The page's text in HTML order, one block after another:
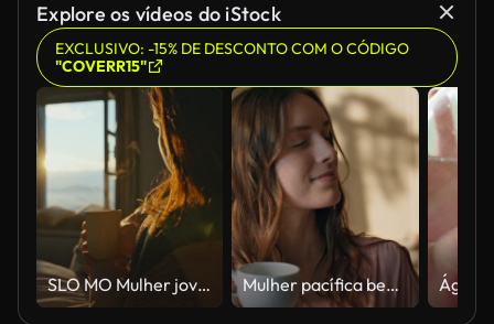
Explore os vídeos do iStock
EXCLUSIVO: -15% DE DESCONTO COM O CÓDIGO
"COVERR15"
SLO MO Mulher jovem feliz bebendo café quente enquanto se reclina na cama no apartamento de manhã Mulher pacífica bebendo café no closeup da luz do sol da manhã. Menina sonhadora pensando